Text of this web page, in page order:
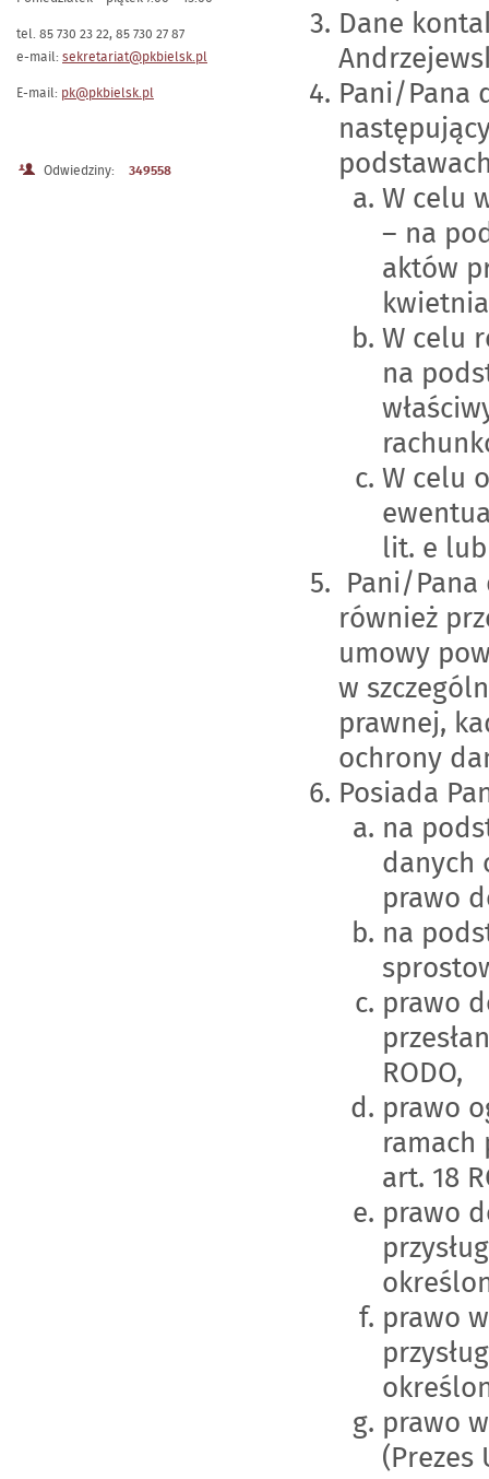
tel. 85 730 23 22, 85 730 27 87
e-mail: sekretariat@pkbielsk.pl
E-mail: pk@pkbielsk.pl
Odwiedziny: 349558
Dane
Pani/Pana
W celu
– na
aktów
W celu
na
W celu
lit. e lub
Pani/
również
umowy
w
prawnej,
ochrony
Posiada
na
danych
prawo
na
prawo
RODO,
prawo
ramach
art. 18
prawo
prawo
prawo
(Prezes